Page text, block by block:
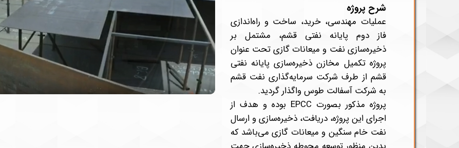
شرح پروژه
عملیات مهندسی، خرید، ساخت و راه‌اندازی
فاز دوم پایانه نفتی قشم، مشتمل بر
ذخیره‌سازی نفت و میعانات گازی تحت عنوان
پروژه تكميل مخازن ذخيره‌سازی پایانه نفتی
قشم از طرف شرکت سرمایه‌گذاری نفت قشم
به شرکت آسفالت طوس واگذار گردید.
پروژه مذکور بصورت EPCC بوده و هدف از
اجرای این پروژه، دریافت، ذخیره‌سازی و ارسال
نفت خام سنگین و میعانات گازی می‌باشد که